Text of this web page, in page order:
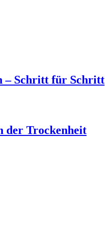
– Schritt für Schritt
der Trockenheit